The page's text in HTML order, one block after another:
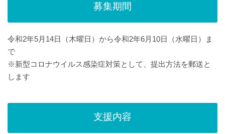
募集期間
令和2年5月14日（木曜日）から令和2年6月10日（水曜日）ま
で
※新型コロナウイルス感染症対策として、提出方法を郵送と
します
支援内容